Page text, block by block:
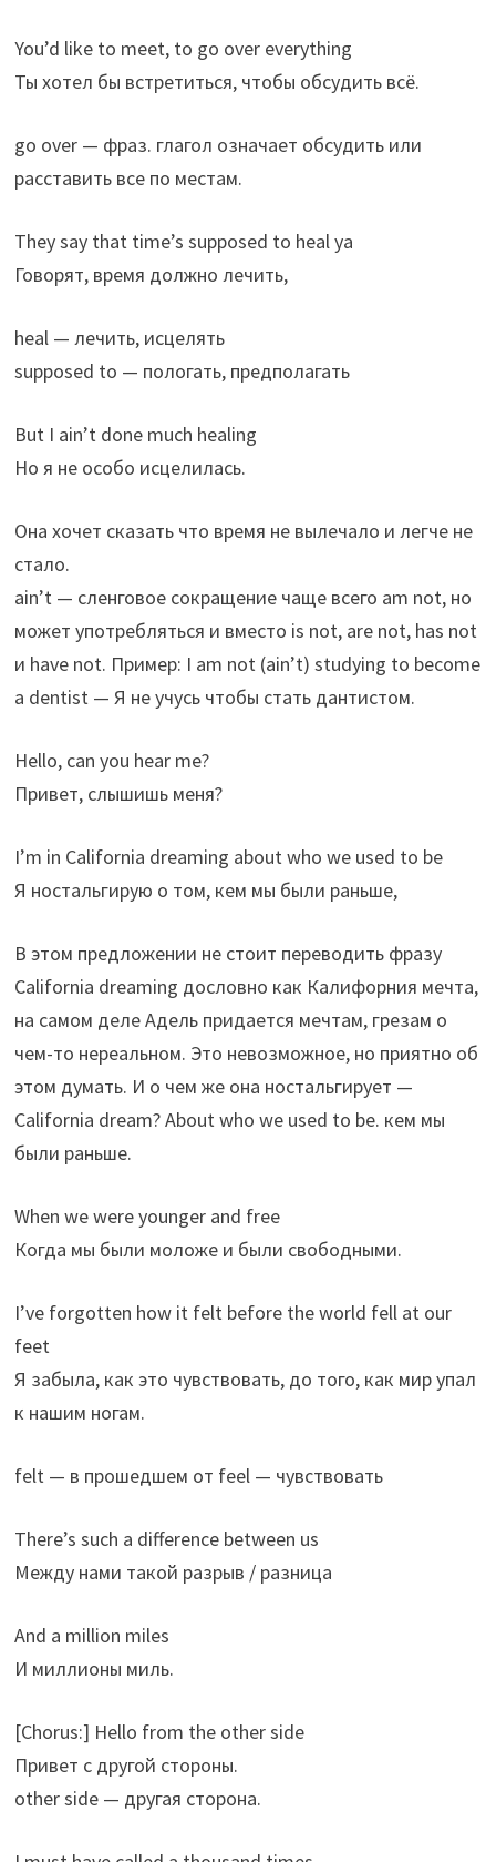
You’d like to meet, to go over everything
Ты хотел бы встретиться, чтобы обсудить всё.
go over — фраз. глагол означает обсудить или
расставить все по местам.
They say that time’s supposed to heal ya
Говорят, время должно лечить,
heal — лечить, исцелять
supposed to — пологать, предполагать
But I ain’t done much healing
Но я не особо исцелилась.
Она хочет сказать что время не вылечало и легче не
стало.
ain’t — сленговое сокращение чаще всего am not, но
может употребляться и вместо is not, are not, has not
и have not. Пример: I am not (ain’t) studying to become
a dentist — Я не учусь чтобы стать дантистом.
Hello, can you hear me?
Привет, слышишь меня?
I’m in California dreaming about who we used to be
Я ностальгирую о том, кем мы были раньше,
В этом предложении не стоит переводить фразу
California dreaming дословно как Калифорния мечта,
на самом деле Адель придается мечтам, грезам о
чем-то нереальном. Это невозможное, но приятно об
этом думать. И о чем же она ностальгирует —
California dream? About who we used to be. кем мы
были раньше.
When we were younger and free
Когда мы были моложе и были свободными.
I’ve forgotten how it felt before the world fell at our
feet
Я забыла, как это чувствовать, до того, как мир упал
к нашим ногам.
felt — в прошедшем от feel — чувствовать
There’s such a difference between us
Между нами такой разрыв / разница
And a million miles
И миллионы миль.
[Chorus:] Hello from the other side
Привет с другой стороны.
other side — другая сторона.